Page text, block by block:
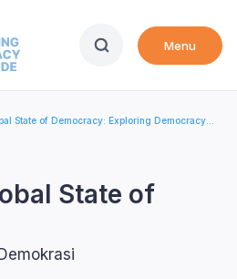
Menu
State of Democracy: Exploring Democracy...
State of